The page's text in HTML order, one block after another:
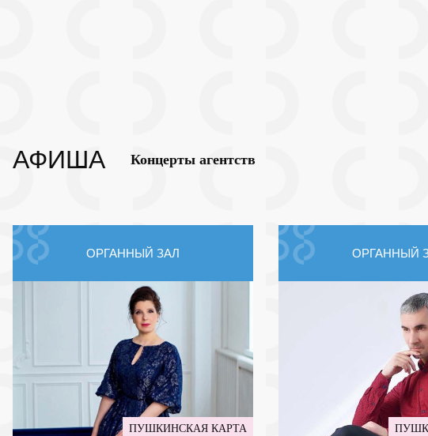
АФИША Концерты агентств
ОРГАННЫЙ ЗАЛ
ПУШКИНСКАЯ КАРТА
ОРГАННЫЙ